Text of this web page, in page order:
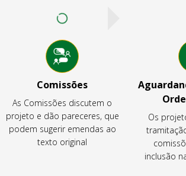
Comissões
As Comissões discutem o
projeto e dão pareceres, que
podem sugerir emendas ao
texto original
Os
inclusão